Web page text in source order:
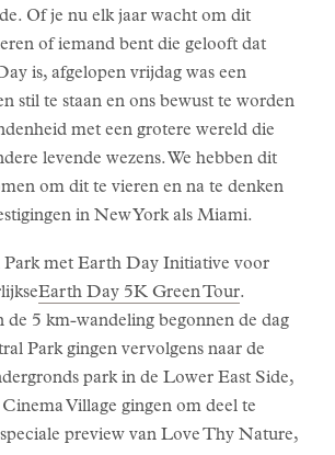
Of je nu elk jaar wacht om dit
of iemand bent die gelooft dat
is, afgelopen vrijdag was een
stil te staan en ons bewust te worden
met een grotere wereld die
levende wezens. We hebben dit
om dit te vieren en na te denken
in New York als Miami.
met Earth Day Initiative voor
Earth Day 5K Green Tour.
de 5 km-wandeling begonnen de dag
Park gingen vervolgens naar de
park in de Lower East Side,
Village gingen om deel te
preview van Love Thy Nature,